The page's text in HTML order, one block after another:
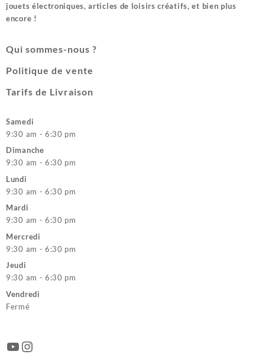
jouets électroniques, articles de loisirs créatifs, et bien plus
encore !
Qui sommes-nous ?
Politique de vente
Tarifs de Livraison
Samedi
9:30 am - 6:30 pm
Dimanche
9:30 am - 6:30 pm
Lundi
9:30 am - 6:30 pm
Mardi
9:30 am - 6:30 pm
Mercredi
9:30 am - 6:30 pm
Jeudi
9:30 am - 6:30 pm
Vendredi
Fermé
YouTube
Instagram